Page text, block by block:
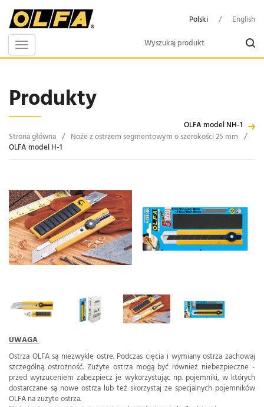
Polski / English
Toggle
navigation
Produkty
Strona główna / Noże z ostrzem segmentowym o szerokości 25 mm /
OLFA model H-1
OLFA model NH-1
UWAGA
Ostrza OLFA są niezwykle ostre. Podczas cięcia i wymiany ostrza zachowaj
szczególną ostrożność. Zużyte ostrza mogą być również niebezpieczne -
przed wyrzuceniem zabezpiecz je wykorzystując np. pojemniki, w których
dostarczane są nowe ostrza lub też skorzystaj ze specjalnych pojemników
OLFA na zużyte ostrza.